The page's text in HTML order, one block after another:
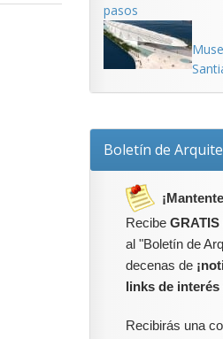
pasos
Boletín de
Recibe
al "Boletín de
decenas de
links de
Recibirás una